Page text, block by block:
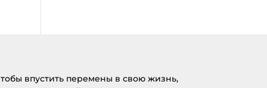
впустить перемены в свою жизнь,